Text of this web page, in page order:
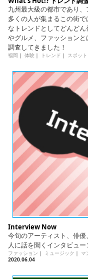
九州最大級の都市であり
多くの人が集まるこの街
なトレンドとしてどんど
やグルメ、ファッション
調査してきました！
福岡 ｜ 体験 ｜ トレンド ｜ スポット
Interview Now
今旬のアーティスト、俳
人に話を聞くインタビュー
ファッション ｜ ミュージック ｜ マ
2020.06.04